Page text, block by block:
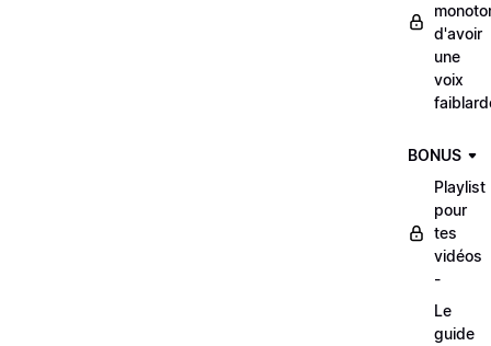
d'avoir
une
voix
BONUS
Playlist
pour
tes
vidéos
-
Le
guide